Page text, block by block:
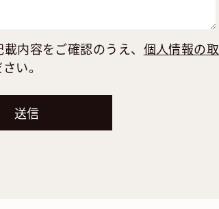
内容をご確認のうえ、 個人情報の取
い。